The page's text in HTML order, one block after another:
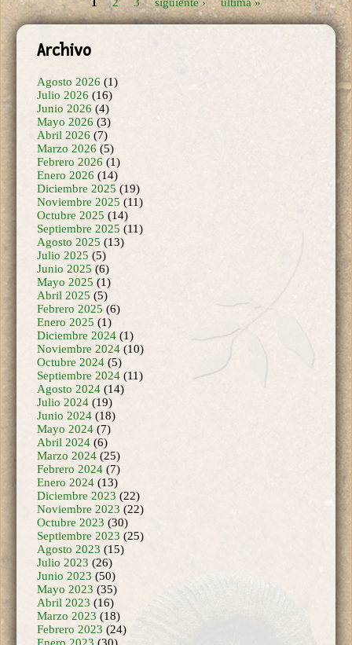
Archivo
Agosto 2026
Junio 2026(4)
Mayo 2026(3)
Abril 2026(7)
Marzo 2026 (5)
Febrero 2026(1)
Enero 2026(14)
Diciembre 2025(19)
Noviembre 2025
Octubre 2025(14)
Septiembre 2025 (11)
Agosto 2025(13)
Julio 2025(5)
Junio 2025(6)
Mayo 2025(1)
Abril 2025(5)
Febrero 2025(6)
Enero 2025(1)
Diciembre 2024(1)
Noviembre 2024
Octubre 2024(5)
Septiembre 2024 (11)
Agosto 2024(14)
Julio 2024(19)
Junio 2024(18)
Mayo 2024(7)
Abril 2024(6)
Marzo 2024 (25)
Febrero 2024(7)
Enero 2024(13)
Diciembre 2023(22)
Noviembre 2023
Octubre 2023(30)
Septiembre 2023 (25)
Agosto 2023(15)
Julio 2023(26)
Junio 2023(50)
Mayo 2023(35)
Abril 2023(16)
Marzo 2023 (18)
Febrero 2023(24)
Enero 2023(30)
Diciembre 2022(38)
Noviembre 2022